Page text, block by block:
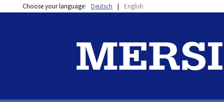
Choose your language: Deutsch | English